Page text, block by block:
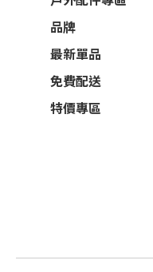
品牌
最新單品
免費配送
特價專區